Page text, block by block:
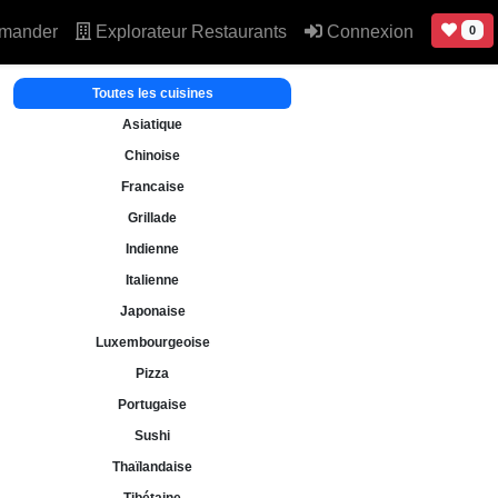
Explorateur Restaurants Connexion 0
Toutes les cuisines
Asiatique
Chinoise
Francaise
Grillade
Indienne
Italienne
Japonaise
Luxembourgeoise
Pizza
Portugaise
Sushi
Thaïlandaise